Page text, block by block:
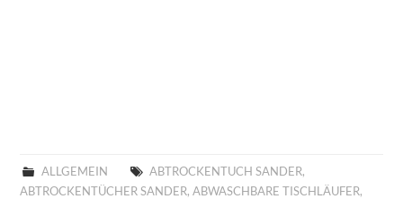
ALLGEMEIN ABTROCKENTUCH SANDER,
ABTROCKENTÜCHER SANDER,ABWASCHBARE TISCHLÄUFER,